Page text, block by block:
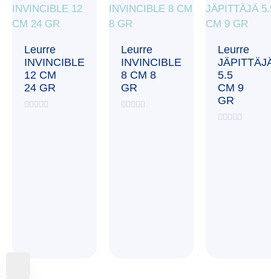
Leurre
INVINCIBLE
12 CM
24 GR
Leurre
INVINCIBLE
8 CM 8
GR
Leurre
5.5
CM 9
GR